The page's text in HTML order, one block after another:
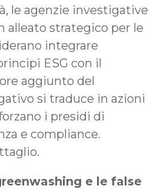
le agenzie investigative
alleato strategico per le
integrare
ESG con il
aggiunto del
si traduce in azioni
i presidi di
e compliance.
e le false